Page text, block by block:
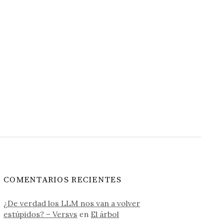
COMENTARIOS RECIENTES
¿De verdad los LLM nos van a volver
estúpidos? – Versvs en El árbol